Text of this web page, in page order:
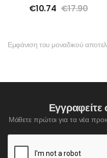
€10.74 €17.90
Εμφάνιση του μοναδικού
Μάθετε πρώτοι για τα νέα